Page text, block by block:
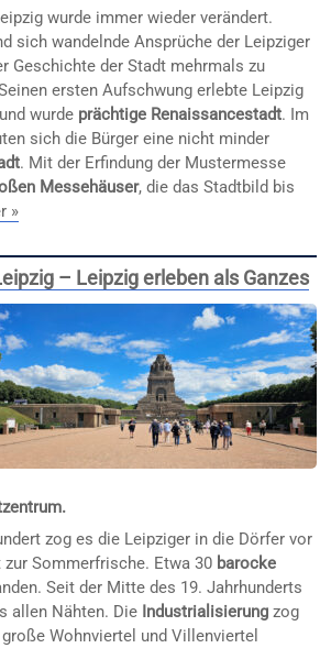
wurde immer wieder verändert.
sich wandelnde Ansprüche der Leipziger
Geschichte der Stadt mehrmals zu
ersten Aufschwung erlebte Leipzig
wurde prächtige Renaissancestadt. Im
sich die Bürger eine nicht minder
. Mit der Erfindung der Mustermesse
Messehäuser, die das Stadtbild bis
»
– Leipzig erleben als Ganzes
zog es die Leipziger in die Dörfer vor
zur Sommerfrische. Etwa 30 barocke
Seit der Mitte des 19. Jahrhunderts
allen Nähten. Die Industrialisierungzog
Wohnviertel und Villenviertel